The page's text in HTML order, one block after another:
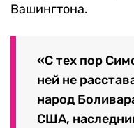
Вашингтона.
«С тех пор
ней не
народ
США,